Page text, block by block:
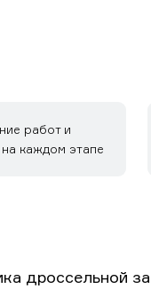
работ и
каждом этапе
дроссельной